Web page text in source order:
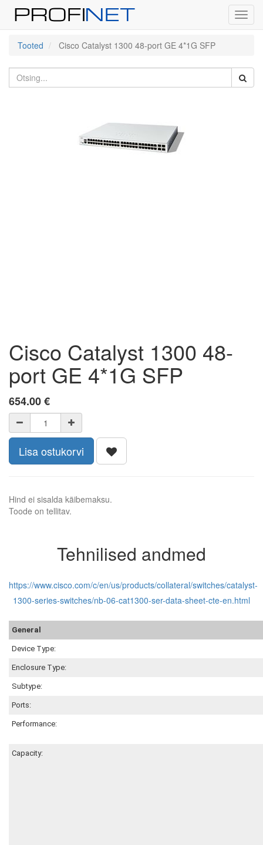
Tooted
Cisco Catalyst 1300 48-port GE 4*1G SFP
Cisco Catalyst 1300 48-
port GE 4*1G SFP
654.00€
Lisa ostukorvi
Hind ei sisalda käibemaksu.
Toode on tellitav.
Tehnilised andmed
https://www.cisco.com/c/en/us/products/collateral/switches/catalyst-
1300-series-switches/nb-06-cat1300-ser-data-sheet-cte-en.html
General
Device Type:
Enclosure Type:
Subtype:
Ports:
Performance:
Capacity: